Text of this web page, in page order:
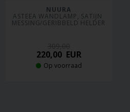
NUURA
ASTEEA WANDLAMP, SATIJN
MESSING/GERIBBELD HELDER
220,00EUR
Op voorraad